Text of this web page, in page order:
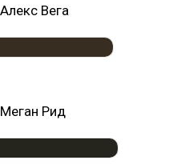
Вега
Рид